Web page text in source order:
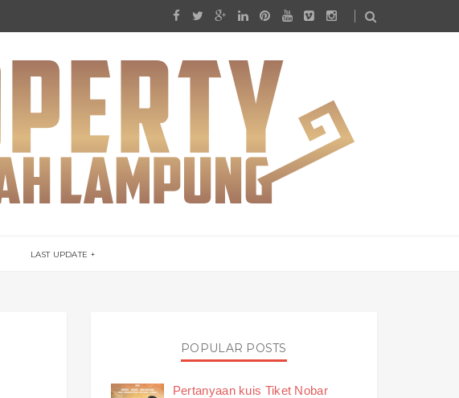
LAST UPDATE
POPULAR POSTS
Pertanyaan kuis Tiket Nobar